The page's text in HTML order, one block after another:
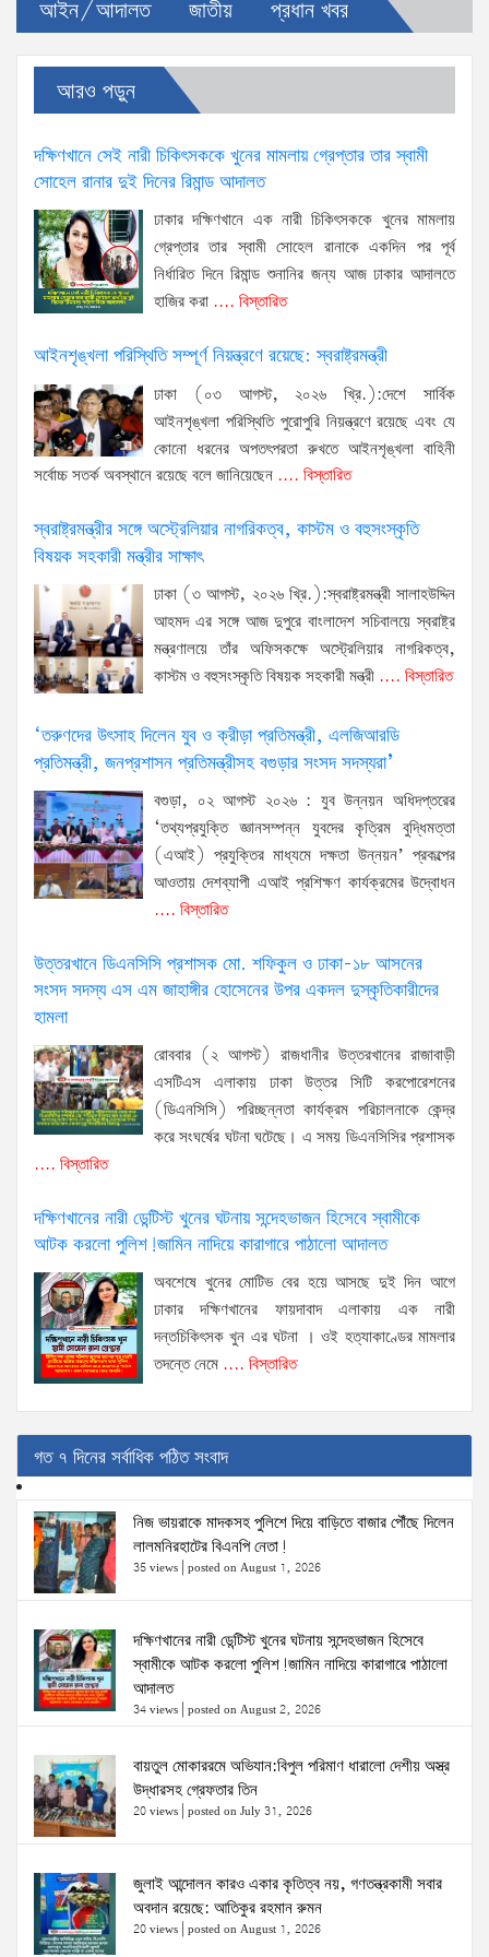
আইন/আদালত জাতীয় প্রধান খবর
আরও পড়ুন
দক্ষিণখানে সেই নারী চিকিৎসককে খুনের মামলায় গ্রেপ্তার তার স্বামী
সোহেল রানার দুই দিনের রিমান্ড আদালত
ঢাকার দক্ষিণখানে এক নারী চিকিৎসককে খুনের মামলায়
গ্রেপ্তার তার স্বামী সোহেল রানাকে একদিন পর পূর্ব
নির্ধারিত দিনে রিমান্ড শুনানির জন্য আজ ঢাকার আদালতে
হাজির করা .... বিস্তারিত
আইনশৃঙ্খলা পরিস্থিতি সম্পূর্ণ নিয়ন্ত্রণে রয়েছে: স্বরাষ্ট্রমন্ত্রী
ঢাকা (০৩ আগস্ট, ২০২৬ খ্রি.):দেশে সার্বিক
আইনশৃঙ্খলা পরিস্থিতি পুরোপুরি নিয়ন্ত্রণে রয়েছে এবং যে
কোনো ধরনের অপতৎপরতা রুখতে আইনশৃঙ্খলা বাহিনী
সর্বোচ্চ সতর্ক অবস্থানে রয়েছে বলে জানিয়েছেন .... বিস্তারিত
স্বরাষ্ট্রমন্ত্রীর সঙ্গে অস্ট্রেলিয়ার নাগরিকত্ব, কাস্টম ও বহুসংস্কৃতি
বিষয়ক সহকারী মন্ত্রীর সাক্ষাৎ
ঢাকা (৩ আগস্ট, ২০২৬ খ্রি.):স্বরাষ্ট্রমন্ত্রী সালাহউদ্দিন
আহমদ এর সঙ্গে আজ দুপুরে বাংলাদেশ সচিবালয়ে স্বরাষ্ট্র
মন্ত্রণালয়ে তাঁর অফিসকক্ষে অস্ট্রেলিয়ার নাগরিকত্ব,
কাস্টম ও বহুসংস্কৃতি বিষয়ক সহকারী মন্ত্রী .... বিস্তারিত
‘তরুণদের উৎসাহ দিলেন যুব ও ক্রীড়া প্রতিমন্ত্রী, এলজিআরডি
প্রতিমন্ত্রী, জনপ্রশাসন প্রতিমন্ত্রীসহ বগুড়ার সংসদ সদস্যরা’
বগুড়া, ০২ আগস্ট ২০২৬ : যুব উন্নয়ন অধিদপ্তরের
‘তথ্যপ্রযুক্তি জ্ঞানসম্পন্ন যুবদের কৃত্রিম বুদ্ধিমত্তা
(এআই) প্রযুক্তির মাধ্যমে দক্ষতা উন্নয়ন’ প্রকল্পের
আওতায় দেশব্যাপী এআই প্রশিক্ষণ কার্যক্রমের উদ্বোধন
.... বিস্তারিত
উত্তরখানে ডিএনসিসি প্রশাসক মো. শফিকুল ও ঢাকা-১৮ আসনের
সংসদ সদস্য এস এম জাহাঙ্গীর হোসেনের উপর একদল দুস্কৃতিকারীদের
হামলা
রোববার (২ আগস্ট) রাজধানীর উত্তরখানের রাজাবাড়ী
এসটিএস এলাকায় ঢাকা উত্তর সিটি করপোরেশনের
(ডিএনসিসি) পরিচ্ছন্নতা কার্যক্রম পরিচালনাকে কেন্দ্র
করে সংঘর্ষের ঘটনা ঘটেছে। এ সময় ডিএনসিসির প্রশাসক
.... বিস্তারিত
দক্ষিণখানের নারী ডেন্টিস্ট খুনের ঘটনায় সন্দেহভাজন হিসেবে স্বামীকে
আটক করলো পুলিশ!জামিন নাদিয়ে কারাগারে পাঠালো আদালত
অবশেষে খুনের মোটিভ বের হয়ে আসছে দুই দিন আগে
ঢাকার দক্ষিণখানের ফায়দাবাদ এলাকায় এক নারী
দন্তচিকিৎসক খুন এর ঘটনা । ওই হত্যাকাণ্ডের মামলার
তদন্তে নেমে .... বিস্তারিত
গত ৭ দিনের সর্বাধিক পঠিত সংবাদ
নিজ ভায়রাকে মাদকসহ পুলিশে দিয়ে বাড়িতে বাজার পৌঁছে দিলেন
লালমনিরহাটের বিএনপি নেতা!
35 views posted on August 1, 2026
দক্ষিণখানের নারী ডেন্টিস্ট খুনের ঘটনায় সন্দেহভাজন হিসেবে
স্বামীকে আটক করলো পুলিশ!জামিন নাদিয়ে কারাগারে পাঠালো
আদালত
34 views posted on August 2, 2026
বায়তুল মোকাররমে অভিযান:বিপুল পরিমাণ ধারালো দেশীয় অস্ত্র
উদ্ধারসহ গ্রেফতার তিন
20 views posted on July 31, 2026
জুলাই আন্দোলন কারও একার কৃতিত্ব নয়, গণতন্ত্রকামী সবার
অবদান রয়েছে: আতিকুর রহমান রুমন
20 views posted on August 1, 2026